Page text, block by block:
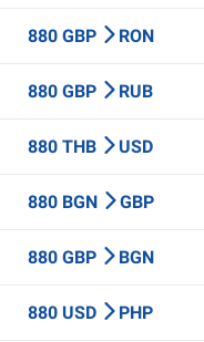
880 GBP RON
880 GBP RUB
880 THB USD
880 BGN GBP
880 GBP BGN
880 USD PHP